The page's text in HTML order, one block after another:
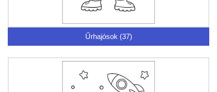
Űrhajósok (37)